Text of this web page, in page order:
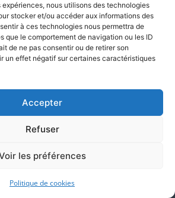
expériences, nous utilisons des technologies
stocker et/ou accéder aux informations des
à ces technologies nous permettra de
que le comportement de navigation ou les ID
de ne pas consentir ou de retirer son
un effet négatif sur certaines caractéristiques
Accepter
Refuser
les préférences
Politique de cookies
Bois Sauvage 91000 Evry
ATLAS JUSTICE ©2026. Tous droits